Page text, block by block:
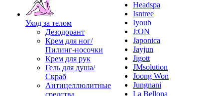
Уход за телом
Дезодорант
Крем для ног/
Пилинг-носочки
Крем для рук
Гель для душа/
Скраб
Антицеллюлитные
средства
Headspa
Isntree
Iyoub
J:ON
Japonica
Jayjun
Jigott
JMsolution
Joong Won
Jungnani
La Bellona